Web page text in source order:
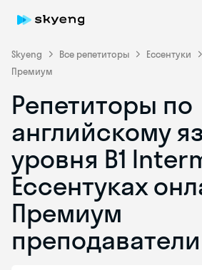
Skyeng Все репетиторы Ессентуки
Премиум
Репетиторы по
английскому
уровня B1
Ессентуках
Премиум
преподаватели
Skyeng Chat